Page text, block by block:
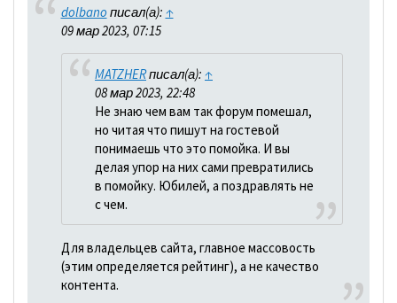
dolbano писал(а): ↑
09 мар 2023, 07:15
MATZHERписал(а): ↑
08 мар 2023, 22:48
Не знаю чем вам так форум помешал,
но читая что пишут на гостевой
понимаешь что это помойка. И вы
делая упор на них сами превратились
в помойку. Юбилей, а поздравлять не
с чем.
Для владельцев сайта, главное массовость
(этим определяется рейтинг), а не качество
контента.